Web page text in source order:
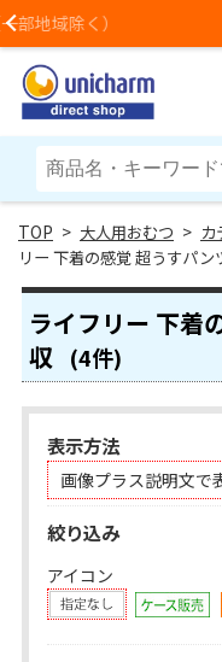
Previous お荷物の
> 大人用おむつ > カ
リー 下着の感覚 超うすパン
ライフリー 下着
収 (4件)
表示方法
画像プラス説明文で
絞り込み
アイコン